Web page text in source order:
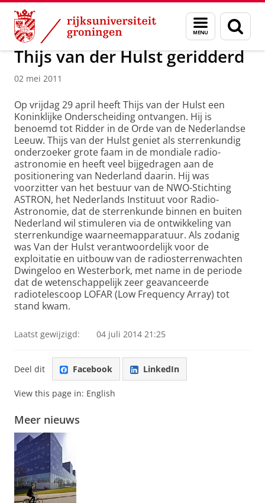
Skip
Content
Skip
Navigation
Menu
en
zoeken
Over ons Actueel Nieuws Nieuwsberichten
Thijs van der Hulst geridderd
02 mei 2011
Op vrijdag 29 april heeft Thijs van der Hulst een
Koninklijke Onderscheiding ontvangen. Hij is
benoemd tot Ridder in de Orde van de Nederlandse
Leeuw. Thijs van der Hulst geniet als sterrenkundig
onderzoeker grote faam in de mondiale radio-
astronomie en heeft veel bijgedragen aan de
positionering van Nederland daarin. Hij was
voorzitter van het bestuur van de NWO-Stichting
ASTRON, het Nederlands Instituut voor Radio-
Astronomie, dat de sterrenkunde binnen en buiten
Nederland wil stimuleren via de ontwikkeling van
sterrenkundige waarneemapparatuur. Als zodanig
was Van der Hulst verantwoordelijk voor de
exploitatie en uitbouw van de radiosterrenwachten
Dwingeloo en Westerbork, met name in de periode
dat de wetenschappelijk zeer geavanceerde
radiotelescoop LOFAR (Low Frequency Array) tot
stand kwam.
Laatst gewijzigd: 04 juli 2014 21:25
Deel dit Facebook LinkedIn
View this page in: English
Meer nieuws